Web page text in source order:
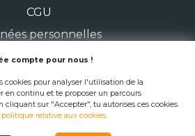
CGU
personnelles
de la Noë 44300 Nantes
compte pour nous !
cookies pour analyser l'utilisation de la
en continu et te proposer un parcours
cliquant sur "Accepter", tu autorises ces cookies.
relative aux cookies.